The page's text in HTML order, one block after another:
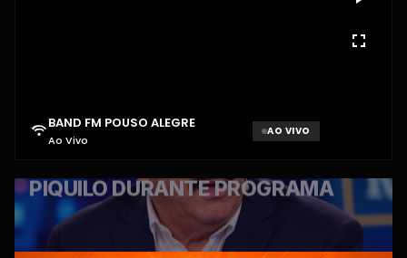
BAND FM POUSO ALEGRE
Ao Vivo
AO VIVO